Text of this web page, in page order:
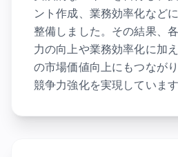
ント作成、業務効率化など
整備しました。その結果、
力の向上や業務効率化に加
の市場価値向上にもつなが
競争力強化を実現しています